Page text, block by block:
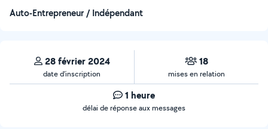
Auto-Entrepreneur / Indépendant
28 février 2024
date d’inscription
18
mises en relation
1 heure
délai de réponse aux messages